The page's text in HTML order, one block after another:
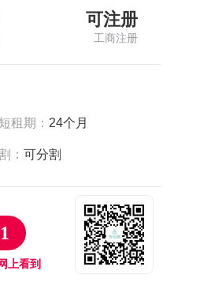
可注册
工商注册
租期： 24个月
：可分割
上看到